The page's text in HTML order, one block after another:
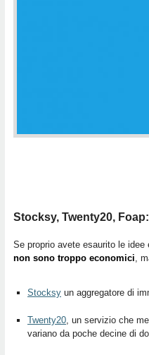
Stocksy, Twenty20,
Se proprio avete esaurito le
non sono troppo economici,
Stocksy un aggregatore di
Twenty20, un servizio che
variano da poche decine di